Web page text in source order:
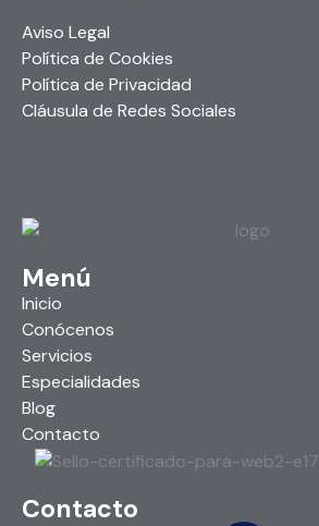
Aviso Legal
Política de Cookies
Política de Privacidad
Cláusula de Redes Sociales
Menú
Inicio
Conócenos
Servicios
Especialidades
Blog
Contacto
Contacto